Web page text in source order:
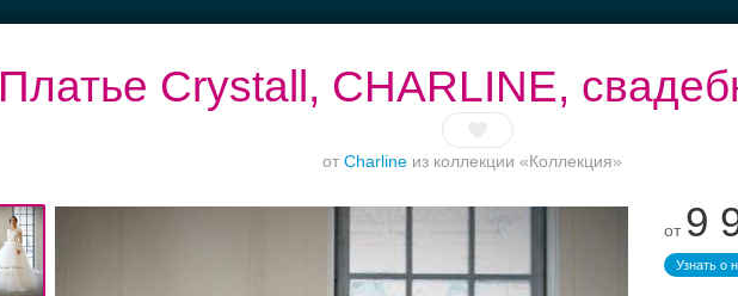
Платье Crystall, СHARLINE,
от Charlineиз коллекции «Коллекция»
от 9
Узнать о